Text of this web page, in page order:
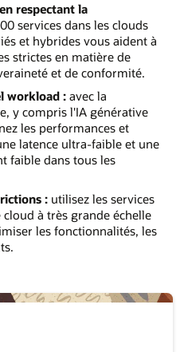
respectant la
services dans les clouds
et hybrides vous aident à
strictes en matière de
et de conformité.
workload :avec la
y compris l'IA générative
les performances et
latence ultra-faible et une
faible dans tous les
:utilisez les services
à très grande échelle
les fonctionnalités, les